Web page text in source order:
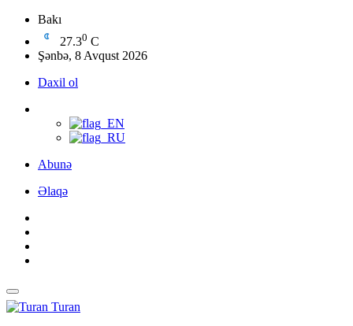
Bakı
27.30 C
Şənbə, 8 Avqust 2026
Daxil ol
Abunə
Əlaqə
Turan